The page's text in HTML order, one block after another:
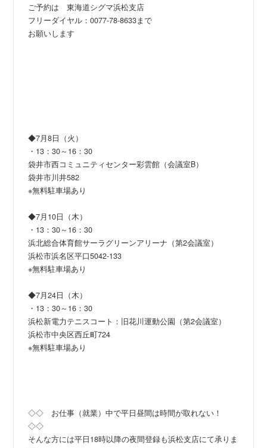
ご予約は 東海道シグマ浜松支店
フリーダイヤル：0077-78-8633まで
お願いします
◆7月8日（火）
・13：30～16：30
袋井市西コミュニティセンター彩雲館（会議室B）
袋井市川井582
※無料駐車場あり
◆7月10日（木）
・13：30～16：30
浜北総合体育館サーラグリーンアリーナ（第2会議室）
浜松市浜名区平口5042-133
※無料駐車場あり
◆7月24日（木）
・13：30～16：30
浜松新電力テニスコート：旧花川運動公園（第2会議室）
浜松市中央区西丘町724
※無料駐車場あり
◇◇ お仕事（就業）中で平日昼間は時間が取れない！
◇◇
そんな方には平日18時以降の夜間登録も浜松支店にて承りま